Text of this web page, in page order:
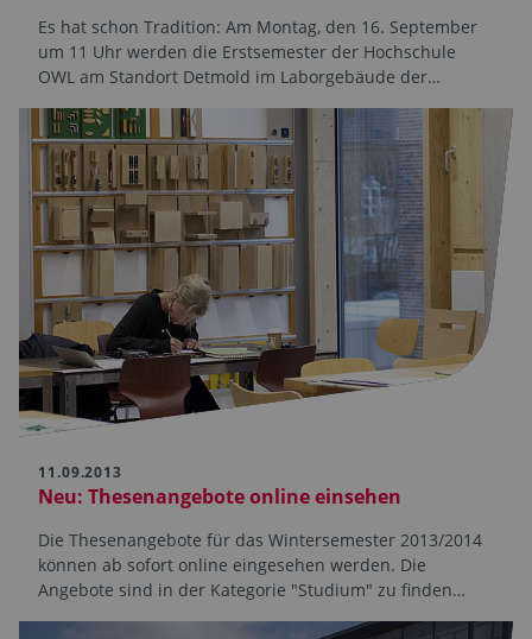
Es hat schon Tradition: Am Montag, den 16. September
um 11 Uhr werden die Erstsemester der Hochschule
OWL am Standort Detmold im Laborgebäude der…
11.09.2013
Neu: Thesenangebote online einsehen
Die Thesenangebote für das Wintersemester 2013/2014
können ab sofort online eingesehen werden. Die
Angebote sind in der Kategorie "Studium" zu finden…